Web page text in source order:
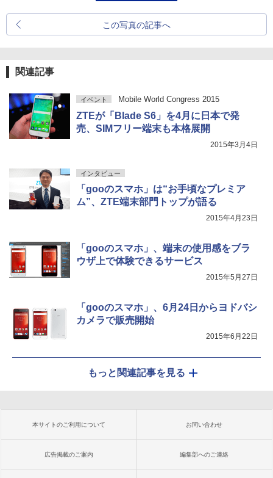
この写真の記事へ
関連記事
イベント Mobile World Congress 2015
ZTEが「Blade S6」を4月に日本で発
売、SIMフリー端末も本格展開
2015年3月4日
インタビュー
「gooのスマホ」は“お手頃なプレミア
ム”、ZTE端末部門トップが語る
2015年4月23日
「gooのスマホ」、端末の使用感をブラ
ウザ上で体験できるサービス
2015年5月27日
「gooのスマホ」、6月24日からヨドバシ
カメラで販売開始
2015年6月22日
もっと関連記事を見る
本サイトのご利用について お問い合わせ
広告掲載のご案内 編集部へのご連絡